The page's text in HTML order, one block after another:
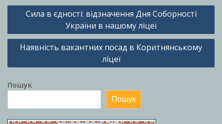
Навігація
Сила в єдності: відзначення Дня Соборності
України в нашому ліцеї
Наявність вакантних посад в Коритнянському
ліцеї
Пошук
Пошук